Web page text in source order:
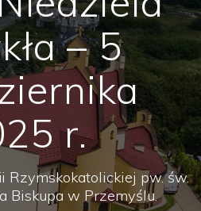
– 5
r.
Rzymskokatolickiej pw. św.
Biskupa w Przemyślu.